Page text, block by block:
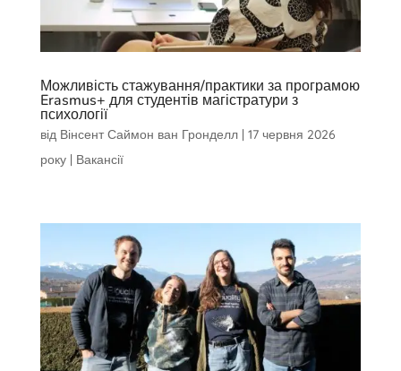
Можливість стажування/практики за програмою
Erasmus+ для студентів магістратури з
психології
від Вінсент Саймон ван Гронделл| 17 червня 2026
року| Вакансії